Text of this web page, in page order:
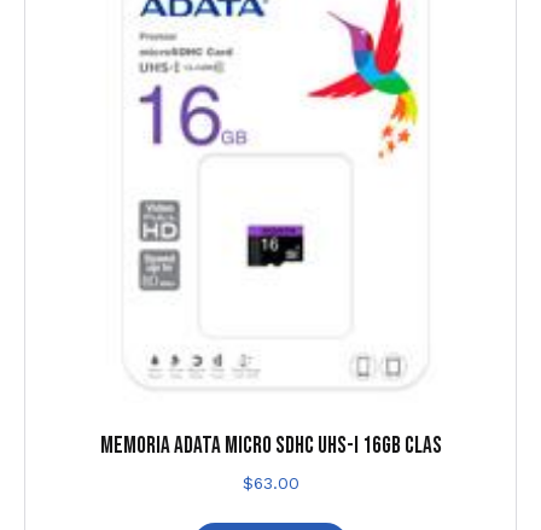
MEMORIA ADATA MICRO SDHC UHS-I 16GB CLAS
$63.00